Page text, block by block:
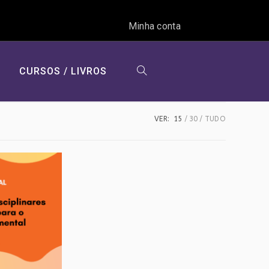
Minha conta
CURSOS / LIVROS ALTERNAR
VER: 15 30 TUDO